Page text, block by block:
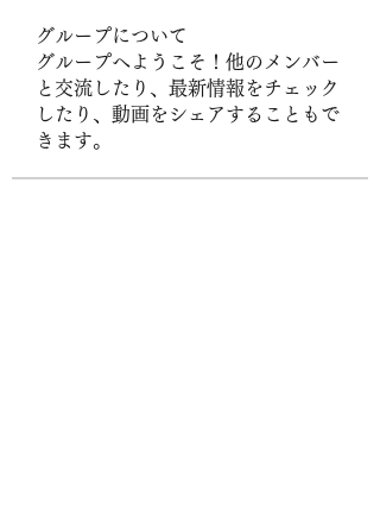
グループについて
グループへようこそ！他のメンバー
と交流したり、最新情報をチェック
したり、動画をシェアすることもで
きます。